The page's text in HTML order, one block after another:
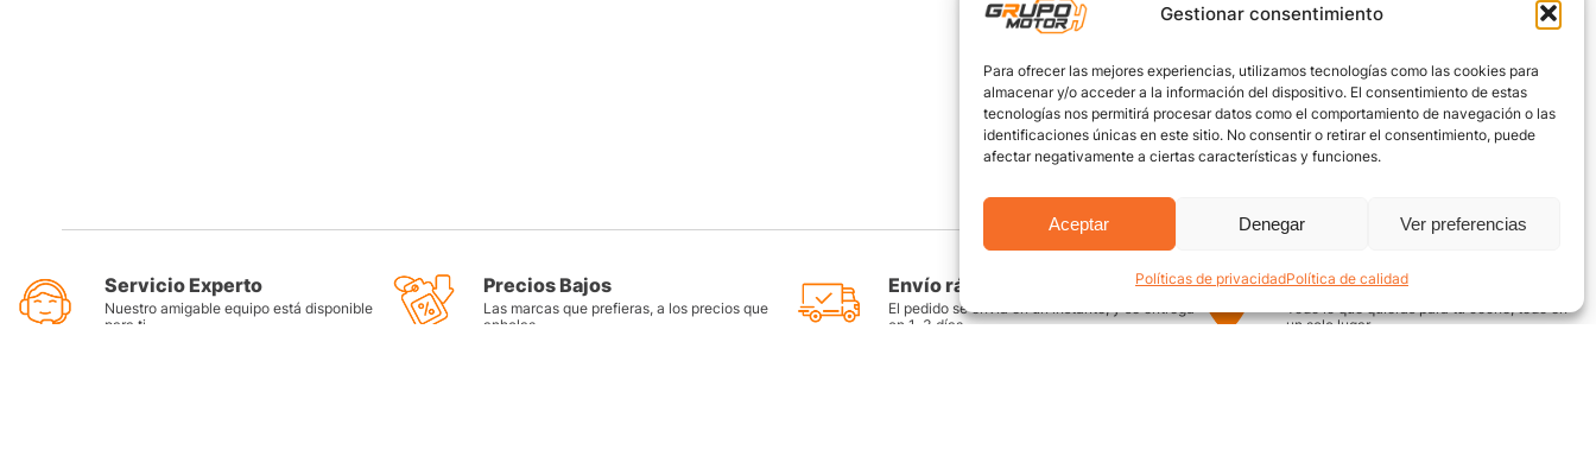
Gestionar consentimiento
Para ofrecer las mejores experiencias, utilizamos tecnologías como las cookies para
almacenar y/o acceder a la información del dispositivo. El consentimiento de estas
tecnologías nos permitirá procesar datos como el comportamiento de navegación o las
identificaciones únicas en este sitio. No consentir o retirar el consentimiento, puede
afectar negativamente a ciertas características y funciones.
Aceptar Denegar Ver preferencias
Políticas de privacidadPolítica de calidad
Servicio Experto
Nuestro amigable equipo está disponible
para ti
Precios Bajos
Las marcas que prefieras, a los precios que
anhelas
Envío rápido y seguro
El pedido se envía en un instante, y se entrega
en 1-3 días
Encuentra aquí
Todo lo que quieras para tu coche, todo en
un solo lugar